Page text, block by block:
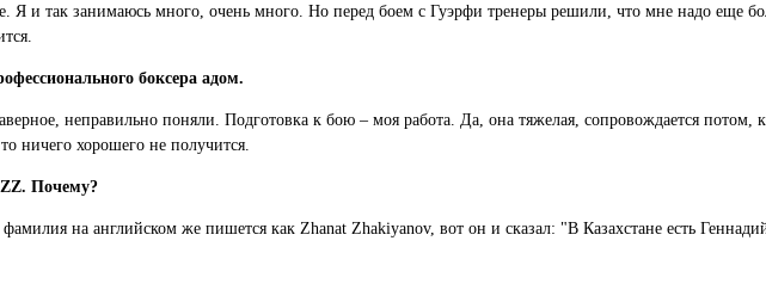
Я и так занимаюсь много, очень много. Но перед боем с Гуэрфи тренеры решили, что мне надо еще
боксера адом.
неправильно поняли. Подготовка к бою – моя работа. Да, она тяжелая, сопровождается потом,
ничего хорошего не получится.
Почему?
на английском же пишется как Zhanat Zhakiyanov, вот он и сказал: "В Казахстане есть